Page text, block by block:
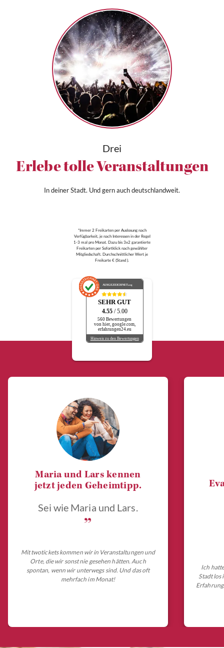
Drei
Erlebe tolle Veranstaltungen
In deiner Stadt. Und gern auch deutschlandweit.
*Immer 2 Freikarten per Auslosung nach
Verfügbarkeit, je nach Interessen in der Regel
1-3 mal pro Monat. Dazu bis 3x2 garantierte
Freikarten per Sofortklick nach gewählter
Mitgliedschaft. Durchschnittlicher Wert je
Freikarte € (Stand ).
AUSGEZEICHNET.org
SEHR GUT
4.55 / 5.00
560 Bewertungen
von hier, google.com,
erfahrungen24.eu
Hinweis zu den Bewertungen
Maria und Lars kennen
jetzt jeden Geheimtipp.
Sei wie Maria und Lars.
„
Mit twotickets kommen wir in Veranstaltungen und
Orte, die wir sonst nie gesehen hätten. Auch
spontan, wenn wir unterwegs sind. Und das oft
mehrfach im Monat!
Ich
Stadt los